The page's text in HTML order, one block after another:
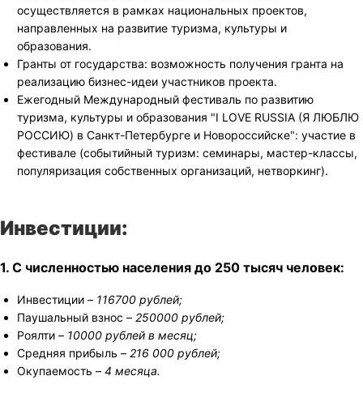
осуществляется в рамках национальных проектов,
направленных на развитие туризма, культуры и
образования.
Гранты от государства: возможность получения гранта на
реализацию бизнес-идеи участников проекта.
Ежегодный Международный фестиваль по развитию
туризма, культуры и образования "I LOVE RUSSIA (Я ЛЮБЛЮ
РОССИЮ) в Санкт-Петербурге и Новороссийске": участие в
фестивале (событийный туризм: семинары, мастер-классы,
популяризация собственных организаций, нетворкинг).
Инвестиции:
1. С численностью населения до 250 тысяч человек:
Инвестиции – 116700 рублей;
Паушальный взнос – 250000 рублей;
Роялти – 10000 рублей в месяц;
Средняя прибыль –216 000 рублей;
Окупаемость –4 месяца.